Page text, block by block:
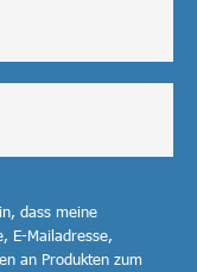
dass meine
E-Mailadresse,
an Produkten zum